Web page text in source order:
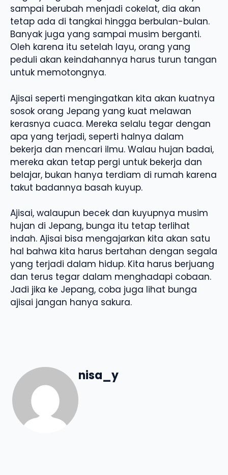
sampai berubah menjadi cokelat, dia akan
tetap ada di tangkai hingga berbulan-bulan.
Banyak juga yang sampai musim berganti.
Oleh karena itu setelah layu, orang yang
peduli akan keindahannya harus turun tangan
untuk memotongnya.
Ajisai seperti mengingatkan kita akan kuatnya
sosok orang Jepang yang kuat melawan
kerasnya cuaca. Mereka selalu tegar dengan
apa yang terjadi, seperti halnya dalam
bekerja dan mencari ilmu. Walau hujan badai,
mereka akan tetap pergi untuk bekerja dan
belajar, bukan hanya terdiam di rumah karena
takut badannya basah kuyup.
Ajisai, walaupun becek dan kuyupnya musim
hujan di Jepang, bunga itu tetap terlihat
indah. Ajisai bisa mengajarkan kita akan satu
hal bahwa kita harus bertahan dengan segala
yang terjadi dalam hidup. Kita harus berjuang
dan terus tegar dalam menghadapi cobaan.
Jadi jika ke Jepang, coba juga lihat bunga
ajisai jangan hanya sakura.
nisa_y